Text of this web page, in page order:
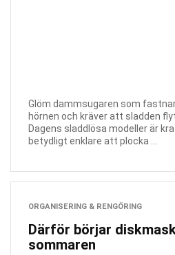
Glöm dammsugaren som
hörnen och kräver att sladden
Dagens sladdlösa modeller är
betydligt enklare att plocka ...
ORGANISERING & RENGÖRING
Därför börjar
sommaren